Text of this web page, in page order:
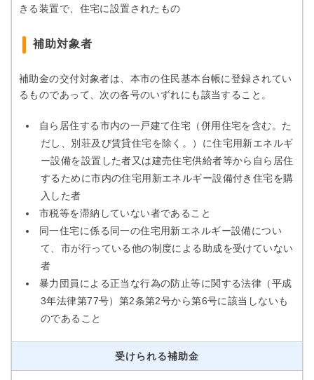
きる装置で、住宅に設置されたもの
補助対象者
補助金の交付対象者は、本市の住民基本台帳に登録されてい
るものであって、次の各号のいずれにも該当すること。
自ら居住する市内の一戸建て住宅（併用住宅を含む。た
だし、別荘及び賃貸住宅を除く。）に住宅用新エネルギ
ー設備を設置した者又は建売住宅供給者等から自ら居住
するために市内の住宅用新エネルギー設備付き住宅を購
入した者
市税等を滞納していない者であること
同一住宅に係る同一の住宅用新エネルギー設備につい
て、市が行っている他の制度による助成を受けていない
者
暴力団員による正当な行為の防止等に関する法律（平成
3年法律第77号）第2条第2号から第6号に該当しないも
のであること
受けられる補助金